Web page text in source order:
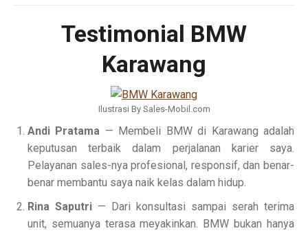
Testimonial BMW
Karawang
Ilustrasi By Sales-Mobil.com
Andi Pratama — Membeli BMW di Karawang adalah
keputusan terbaik dalam perjalanan karier saya.
Pelayanan sales-nya profesional, responsif, dan benar-
benar membantu saya naik kelas dalam hidup.
Rina Saputri — Dari konsultasi sampai serah terima
unit, semuanya terasa meyakinkan. BMW bukan hanya